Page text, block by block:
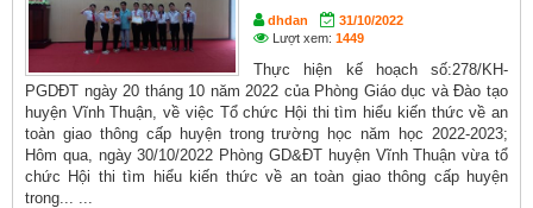
dhdan
31/10/2022
Lượt xem: 1449
Thực hiện kế hoạch số:278/KH-
PGDĐT ngày 20 tháng 10 năm 2022 của Phòng Giáo dục và Đào tạo
huyện Vĩnh Thuận, về việc Tổ chức Hội thi tìm hiểu kiến thức về an
toàn giao thông cấp huyện trong trường học năm học 2022-2023;
Hôm qua, ngày 30/10/2022 Phòng GD&ĐT huyện Vĩnh Thuận vừa tổ
chức Hội thi tìm hiểu kiến thức về an toàn giao thông cấp huyện
trong... ...